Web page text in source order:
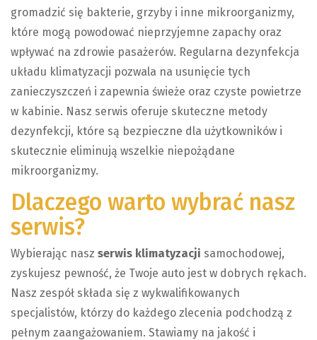
gromadzić się bakterie, grzyby i inne mikroorganizmy,
które mogą powodować nieprzyjemne zapachy oraz
wpływać na zdrowie pasażerów. Regularna dezynfekcja
układu klimatyzacji pozwala na usunięcie tych
zanieczyszczeń i zapewnia świeże oraz czyste powietrze
w kabinie. Nasz serwis oferuje skuteczne metody
dezynfekcji, które są bezpieczne dla użytkowników i
skutecznie eliminują wszelkie niepożądane
mikroorganizmy.
Dlaczego warto wybrać nasz
serwis?
Wybierając nasz serwis klimatyzacji samochodowej,
zyskujesz pewność, że Twoje auto jest w dobrych rękach.
Nasz zespół składa się z wykwalifikowanych
specjalistów, którzy do każdego zlecenia podchodzą z
pełnym zaangażowaniem. Stawiamy na jakość i